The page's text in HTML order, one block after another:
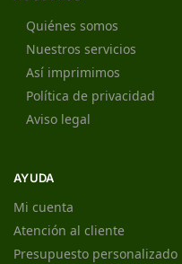
Quiénes somos
Nuestros servicios
Así imprimimos
Política de privacidad
Aviso legal
AYUDA
Mi cuenta
Atención al cliente
Presupuesto personalizado